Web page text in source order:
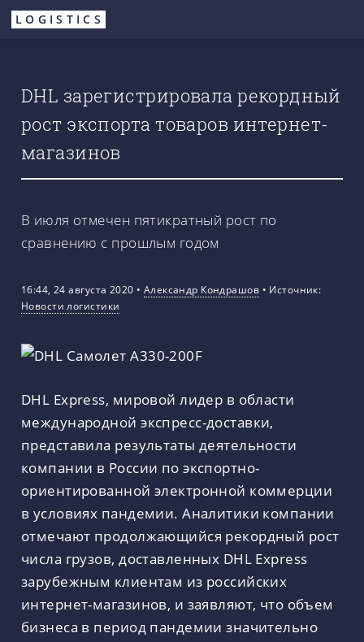
Перейти
LOGISTICS
DHL зарегистрировала рекордный
рост экспорта товаров интернет-
магазинов
В июля отмечен пятикратный рост по
сравнению с прошлым годом
16:44, 24 августа 2020 • Александр Кондрашов • Источник:
Новости логистики
DHL Express, мировой лидер в области
международной экспресс-доставки,
представила результаты деятельности
компании в России по экспортно-
ориентированной электронной коммерции
в условиях пандемии. Аналитики компании
отмечают продолжающийся рекордный рост
числа грузов, доставленных DHL Express
зарубежным клиентам из российских
интернет-магазинов, и заявляют, что объем
бизнеса в период пандемии значительно